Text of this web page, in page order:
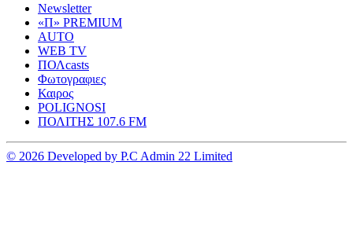
Newsletter
«Π» PREMIUM
AUTO
WEB TV
ΠΟΛcasts
Φωτογραφιες
Καιρος
POLIGNOSI
ΠΟΛΙΤΗΣ 107.6 FM
© 2026 Developed by P.C Admin 22 Limited